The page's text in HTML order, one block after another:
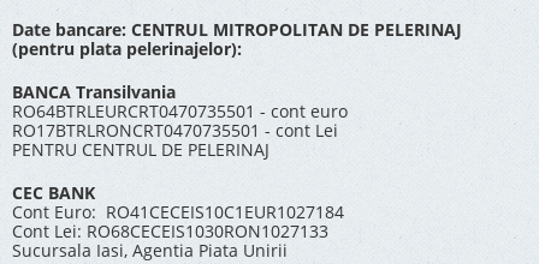
Date bancare: CENTRUL MITROPOLITAN DE PELERINAJ
(pentru plata pelerinajelor):
BANCA Transilvania
RO64BTRLEURCRT0470735501 - cont euro
RO17BTRLRONCRT0470735501 - cont Lei
PENTRU CENTRUL DE PELERINAJ
CEC BANK
Cont Euro: RO41CECEIS10C1EUR1027184
Cont Lei: RO68CECEIS1030RON1027133
Sucursala Iasi, Agentia Piata Unirii